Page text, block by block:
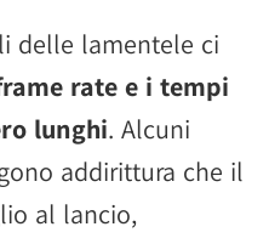
delle lamentele ci
rate e i tempi
lunghi. Alcuni
addirittura che il
al lancio,